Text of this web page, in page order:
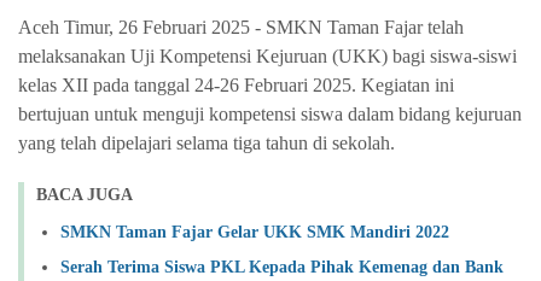
Aceh Timur, 26 Februari 2025 - SMKN Taman Fajar telah
melaksanakan Uji Kompetensi Kejuruan (UKK) bagi siswa-siswi
kelas XII pada tanggal 24-26 Februari 2025. Kegiatan ini
bertujuan untuk menguji kompetensi siswa dalam bidang kejuruan
yang telah dipelajari selama tiga tahun di sekolah.
BACA JUGA
SMKN Taman Fajar Gelar UKK SMK Mandiri 2022
Serah Terima Siswa PKL Kepada Pihak Kemenag dan Bank